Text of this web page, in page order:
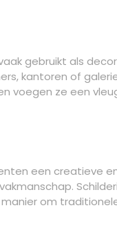
gebruikt als
kantoren of
voegen ze een
een creatieve
om